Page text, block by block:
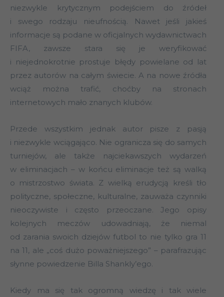
niezwykle krytycznym podejściem do źródeł
i swego rodzaju nieufnością. Nawet jeśli jakieś
informacje są podane w oficjalnych wydawnictwach
FIFA, zawsze stara się je weryfikować
i niejednokrotnie prostuje błędy powielane od lat
przez autorów na całym świecie. A na nowe źródła
wciąż można trafić, choćby na stronach
internetowych mało znanych klubów.
Przede wszystkim jednak autor pisze z pasją
i niezwykle wciągająco. Nie ogranicza się do samych
turniejów, ale także najciekawszych wydarzeń
w eliminacjach – w końcu eliminacje też są walką
o mistrzostwo świata. Z wielką erudycją kreśli tło
polityczne, społeczne, kulturalne, zauważa czynniki
nieoczywiste i często przeoczane. Jego opisy
kolejnych meczów udowadniają, że niemal
od zarania swoich dziejów futbol to nie tylko gra 11
na 11, ale „coś dużo poważniejszego” – parafrazując
słynne powiedzenie Billa Shankly’ego.
Kiedy ma się tak ogromną wiedzę i tak wiele